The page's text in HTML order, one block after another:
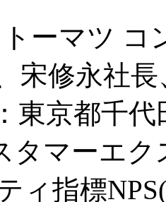
ーマツ コ
宋修永社
東京都千
タマーエ
ィ指標